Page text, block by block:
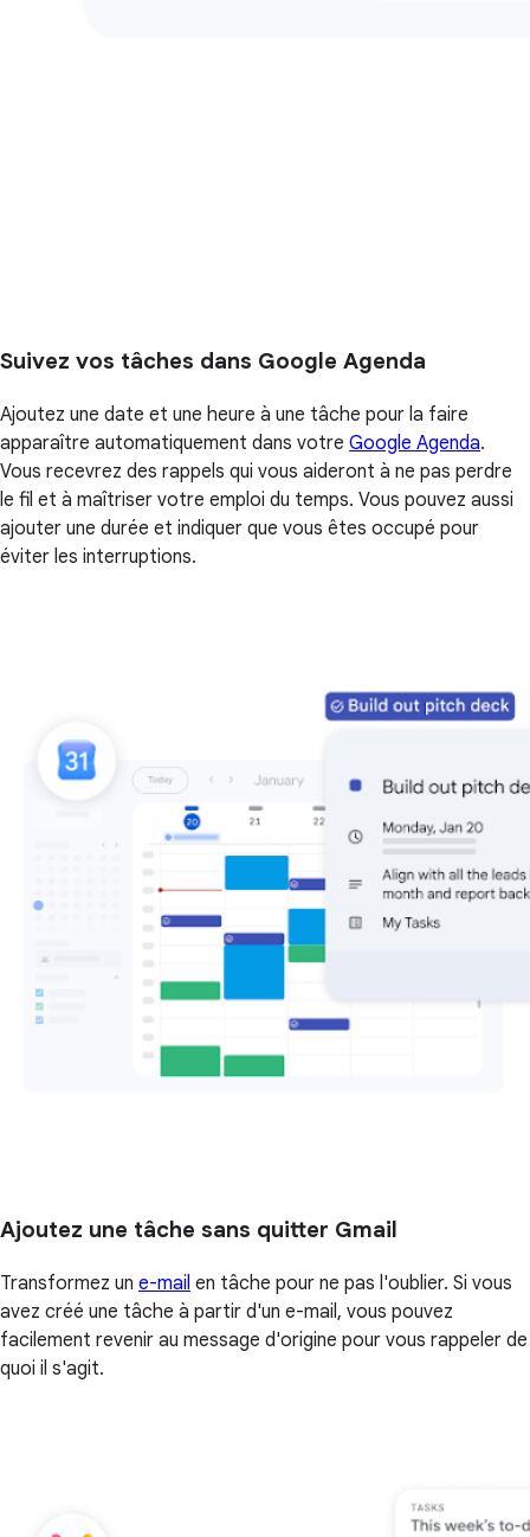
Suivez vos tâches dans Google Agenda
Ajoutez une date et une heure à une tâche pour la faire
apparaître automatiquement dans votre Google Agenda.
Vous recevrez des rappels qui vous aideront à ne pas perdre
le fil et à maîtriser votre emploi du temps. Vous pouvez aussi
ajouter une durée et indiquer que vous êtes occupé pour
éviter les interruptions.
Ajoutez une tâche sans quitter Gmail
Transformez un e-mail en tâche pour ne pas l'oublier. Si vous
avez créé une tâche à partir d'un e-mail, vous pouvez
facilement revenir au message d'origine pour vous rappeler de
quoi il s'agit.